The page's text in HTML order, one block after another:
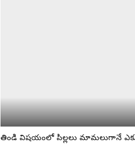
తిండి విషయంలో పిల్లలు మామలుగానే